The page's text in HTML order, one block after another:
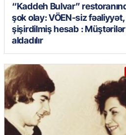
“Kaddeh Bulvar”
şok olay: VÖEN-siz fəaliyyət,
şişirdilmiş hesab :
aldadılır